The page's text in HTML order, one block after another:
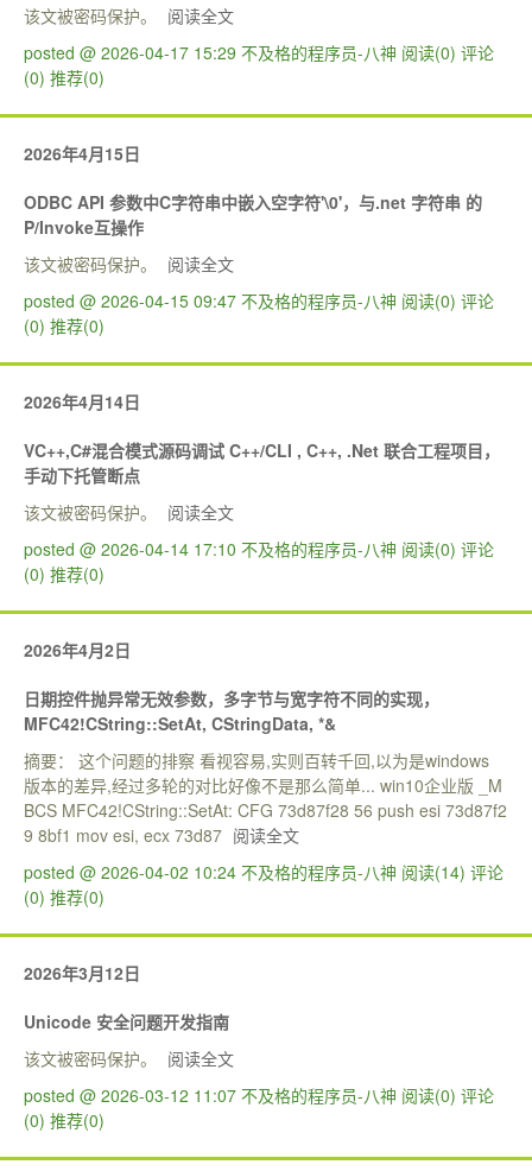
该文被密码保护。
阅读全文
posted @ 2026-04-17 15:29 不及格的程序员-八神 阅读(0) 评论
(0) 推荐(0)
2026年4月15日
ODBC API 参数中C字符串中嵌入空字符'\0'，与.net 字符串 的
P/Invoke互操作
该文被密码保护。
阅读全文
posted @ 2026-04-15 09:47 不及格的程序员-八神 阅读(0) 评论
(0) 推荐(0)
2026年4月14日
VC++,C#混合模式源码调试 C++/CLI , C++, .Net 联合工程项目，
手动下托管断点
该文被密码保护。
阅读全文
posted @ 2026-04-14 17:10 不及格的程序员-八神 阅读(0) 评论
(0) 推荐(0)
2026年4月2日
日期控件抛异常无效参数，多字节与宽字符不同的实现，
MFC42!CString::SetAt, CStringData, *&
摘要： 这个问题的排察 看视容易,实则百转千回,以为是windows
版本的差异,经过多轮的对比好像不是那么简单... win10企业版 _M
BCS MFC42!CString::SetAt: CFG 73d87f28 56 push esi 73d87f2
9 8bf1 mov esi, ecx 73d87 阅读全文
posted @ 2026-04-02 10:24 不及格的程序员-八神 阅读(14) 评论
(0) 推荐(0)
2026年3月12日
Unicode 安全问题开发指南
该文被密码保护。
阅读全文
posted @ 2026-03-12 11:07 不及格的程序员-八神 阅读(0) 评论
(0) 推荐(0)